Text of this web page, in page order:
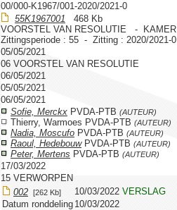
00/000-K1967/001-2020/2021-0
55K1967001 468 Kb
VOORSTEL VAN RESOLUTIE - KAMER
Zittingsperiode : 55 - Zitting : 2020/2021-0
05/05/2021
06 VOORSTEL VAN RESOLUTIE
06/05/2021
05/05/2021
06/05/2021
Sofie, Merckx PVDA-PTB (AUTEUR)
Thierry, Warmoes PVDA-PTB (AUTEUR)
Nadia, Moscufo PVDA-PTB (AUTEUR)
Raoul, HedebouwPVDA-PTB (AUTEUR)
Peter, Mertens PVDA-PTB (AUTEUR)
17/03/2022
15 VERWORPEN
002 [262 Kb] 10/03/2022 VERSLAG
Datum ronddeling 10/03/2022